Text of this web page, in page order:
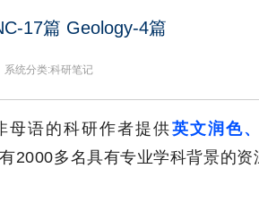
17篇 Geology-4篇
系统分类:科研笔记
母语的科研作者提供英文润色
2000多名具有专业学科背景的